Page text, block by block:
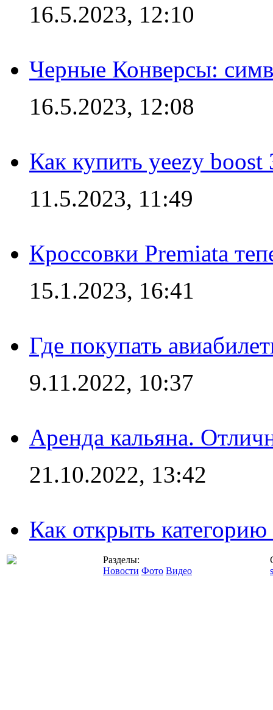
16.5.2023, 12:10
Черные Конверсы:
16.5.2023, 12:08
Как купить yeezy boost
11.5.2023, 11:49
Кроссовки Premiata
15.1.2023, 16:41
Где покупать
9.11.2022, 10:37
Аренда кальяна.
21.10.2022, 13:42
Как открыть
Разделы:
Новости Фото Видео